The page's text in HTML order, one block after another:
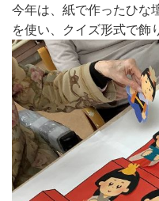
今年は、紙で作ったひな
を使い、クイズ形式で飾